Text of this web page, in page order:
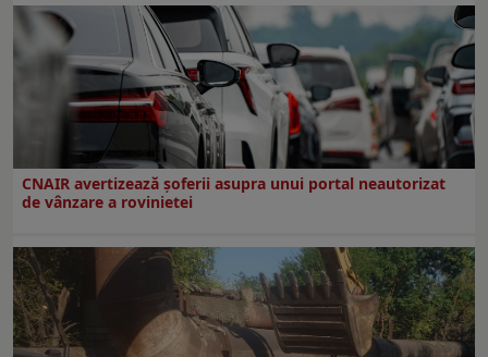
CNAIR avertizează șoferii asupra unui portal neautorizat
de vânzare a rovinietei